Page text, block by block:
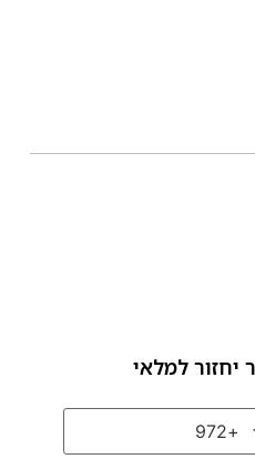
יחזור למלאי
Israel+972